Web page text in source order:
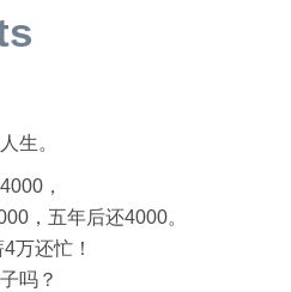
生。
，
，五年后还4000。
万还忙！
吗？